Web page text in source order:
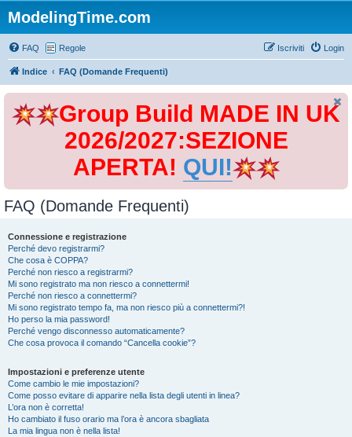
ModelingTime.com
FAQ Regole Login
Iscriviti
Indice FAQ (Domande Frequenti)
Group Build MADE IN UK
2026/2027:SEZIONE
APERTA! QUI!
FAQ (Domande Frequenti)
Connessione e registrazione
Perché devo registrarmi?
Che cosa è COPPA?
Perché non riesco a registrarmi?
Mi sono registrato ma non riesco a connettermi!
Perché non riesco a connettermi?
Mi sono registrato tempo fa, ma non riesco più a connettermi?!
Ho perso la mia password!
Perché vengo disconnesso automaticamente?
Che cosa provoca il comando “Cancella cookie”?
Impostazioni e preferenze utente
Come cambio le mie impostazioni?
Come posso evitare di apparire nella lista degli utenti in linea?
L’ora non è corretta!
Ho cambiato il fuso orario ma l’ora è ancora sbagliata
La mia lingua non è nella lista!